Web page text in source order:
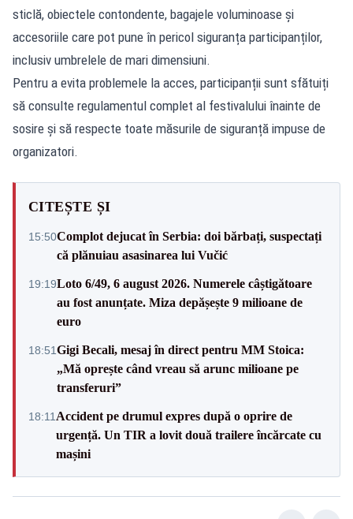
sticlă, obiectele contondente, bagajele voluminoase și
accesoriile care pot pune în pericol siguranța participanților,
inclusiv umbrelele de mari dimensiuni.
Pentru a evita problemele la acces, participanții sunt sfătuiți
să consulte regulamentul complet al festivalului înainte de
sosire și să respecte toate măsurile de siguranță impuse de
organizatori.
CITEȘTE ȘI
15:50Complot dejucat în Serbia: doi bărbați, suspectați
că plănuiau asasinarea lui Vučić
19:19Loto 6/49, 6 august 2026. Numerele câștigătoare
au fost anunțate. Miza depășește 9 milioane de
euro
18:51Gigi Becali, mesaj în direct pentru MM Stoica:
„Mă oprește când vreau să arunc milioane pe
transferuri”
18:11 Accident pe drumul expres după o oprire de
urgență. Un TIR a lovit două trailere încărcate cu
mașini